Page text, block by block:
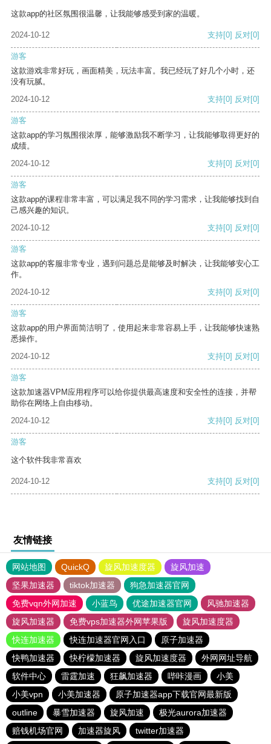
这款app的社区氛围很温馨，让我能够感受到家的温暖。
2024-10-12 支持[0] 反对[0]
游客
这款游戏非常好玩，画面精美，玩法丰富。我已经玩了好几个小时，还
没有玩腻。
2024-10-12
支持[0] 反对[0]
游客
这款app的学习氛围很浓厚，能够激励我不断学习，让我能够取得更好的
成绩。
2024-10-12
支持[0] 反对[0]
游客
这款app的课程非常丰富，可以满足我不同的学习需求，让我能够找到自
己感兴趣的知识。
2024-10-12
支持[0] 反对[0]
游客
这款app的客服非常专业，遇到问题总是能够及时解决，让我能够安心工
作。
2024-10-12
支持[0] 反对[0]
游客
这款app的用户界面简洁明了，使用起来非常容易上手，让我能够快速熟
悉操作。
2024-10-12
支持[0] 反对[0]
游客
这款加速器VPM应用程序可以给你提供最高速度和安全性的连接，并帮
助你在网络上自由移动。
2024-10-12
支持[0] 反对[0]
游客
这个软件我非常喜欢
2024-10-12 支持[0] 反对[0]
友情链接
网站地图 QuickQ 旋风加速度器
旋风加速
坚果加速器
tiktok加速器
狗急加速器官网
免费vqn外网加速
小蓝鸟 优途加速器官网
风驰加速器
旋风加速器
免费vps加速器外网苹果版
旋风加速度器
快连加速器
快连加速器官网入口
原子加速器
快鸭加速器
快柠檬加速器 旋风加速度器
外网网址导航
软件中心
雷霆加速 狂飙加速器 哔咔漫画
小美
小美vpn
小美加速器
原子加速器app下载官网最新版
outline
暴雪加速器 旋风加速
极光aurora加速器
赔钱机场官网
加速器旋风 twitter加速器